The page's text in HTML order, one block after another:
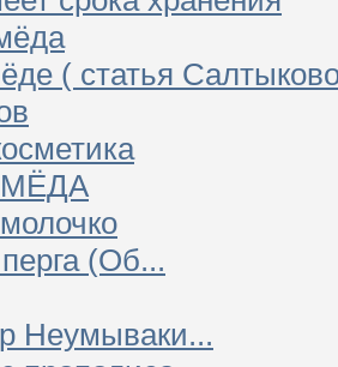
( статья
МЁДА
(Об...
Неумываки...